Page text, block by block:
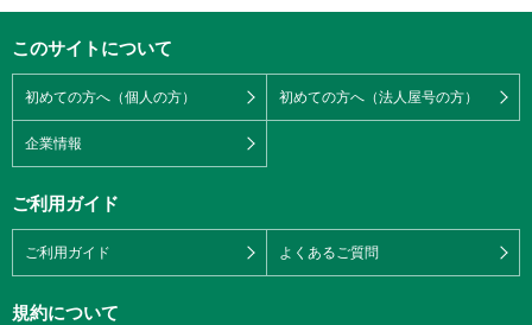
このサイトについて
初めての方へ（個人の方） 初めての方へ（法人屋号の方）
企業情報
ご利用ガイド
ご利用ガイド よくあるご質問
規約について